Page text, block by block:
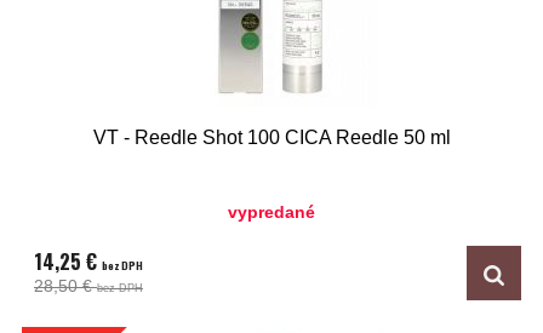
VT - Reedle Shot 100 CICA Reedle 50 ml
vypredané
14,25 € bez DPH
28,50 €bez DPH